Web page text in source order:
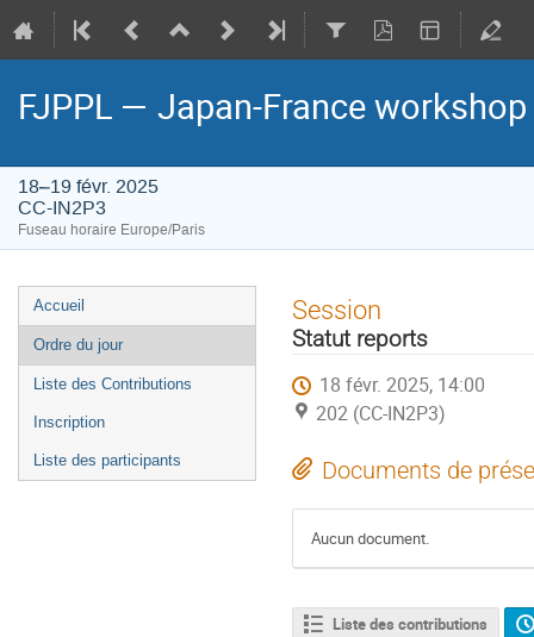
FJPPL — Japan-France
18–19 févr. 2025
CC-IN2P3
Fuseau horaire Europe/Paris
Menu
de
l'événement
Accueil
Ordre du jour
Liste des Contributions
Inscription
Liste des participants
Session
Statut reports
18 févr. 2025, 14:00
202 (CC-IN2P3)
Documents de
Aucun document.
Liste des contributions